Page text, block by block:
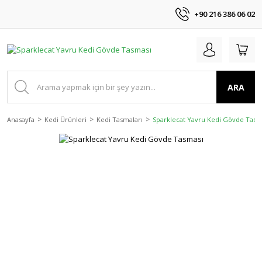
+90 216 386 06 02
ARA
Anasayfa Kedi Ürünleri Kedi Tasmaları Sparklecat Yavru Kedi Gövde